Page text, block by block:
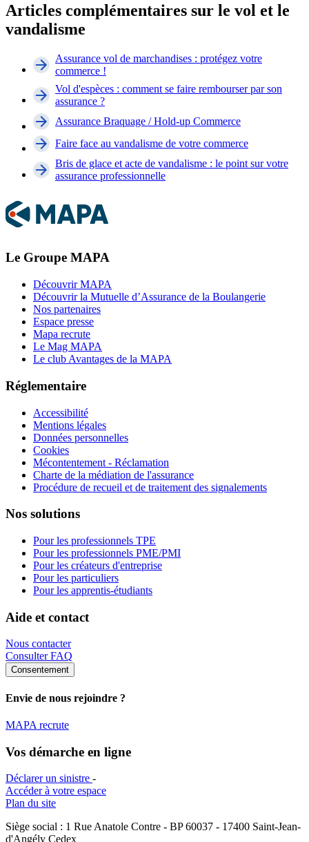
Articles complémentaires sur le vol et le
vandalisme
Assurance vol de marchandises : protégez votre
commerce !
Vol d'espèces : comment se faire rembourser par son
assurance ?
Assurance Braquage / Hold-up Commerce
Faire face au vandalisme de votre commerce
Bris de glace et acte de vandalisme : le point sur votre
assurance professionnelle
Le Groupe MAPA
Découvrir MAPA
Découvrir la Mutuelle d’Assurance de la Boulangerie
Nos partenaires
Espace presse
Mapa recrute
Le Mag MAPA
Le club Avantages de la MAPA
Réglementaire
Accessibilité
Mentions légales
Données personnelles
Cookies
Mécontentement - Réclamation
Charte de la médiation de l'assurance
Procédure de recueil et de traitement des signalements
Nos solutions
Pour les professionnels TPE
Pour les professionnels PME/PMI
Pour les créateurs d'entreprise
Pour les particuliers
Pour les apprentis-étudiants
Aide et contact
Nous contacter
Consulter FAQ
Consentement
Envie de nous rejoindre ?
MAPA recrute
Vos démarche en ligne
Déclarer un sinistre -
Accéder à votre espace
Plan du site
Siège social : 1 Rue Anatole Contre - BP 60037 - 17400 Saint-Jean-
d'Angély Cedex